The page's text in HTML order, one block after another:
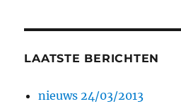
LAATSTE BERICHTEN
nieuws 24/03/2013